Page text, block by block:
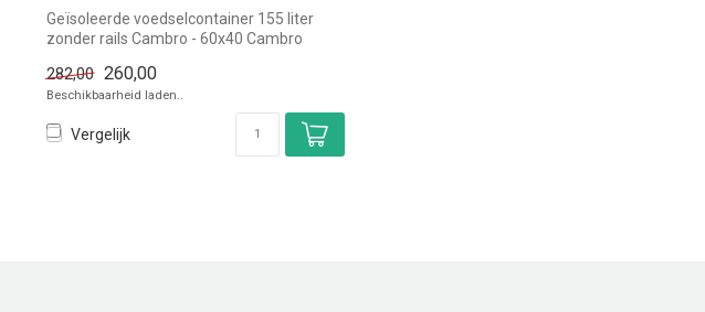
Geïsoleerde voedselcontainer 155 liter
zonder rails Cambro - 60x40 Cambro
282,00 260,00
Beschikbaarheid laden..
Vergelijk